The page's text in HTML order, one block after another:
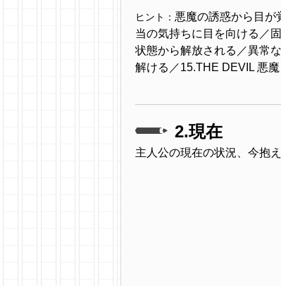
ヒント： 悪魔の誘惑から目が
当の気持ちに目を向ける／
状態から解放される／異常
解ける／15.THE DEVIL 悪魔
2.現在
主人公の現在の状況、今抱